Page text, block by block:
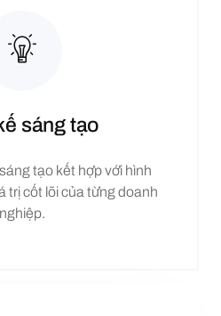
sáng tạo
tạo kết hợp với hình
trị cốt lõi của từng doanh
nghiệp.